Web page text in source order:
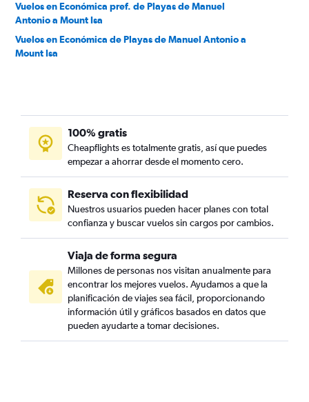
Vuelos en Económica pref. de Playas de Manuel
Antonio a Mount Isa
Vuelos en Económica de Playas de Manuel Antonio a
Mount Isa
100% gratis
Cheapflights es totalmente gratis, así que puedes
empezar a ahorrar desde el momento cero.
Reserva con flexibilidad
Nuestros usuarios pueden hacer planes con total
confianza y buscar vuelos sin cargos por cambios.
Viaja de forma segura
Millones de personas nos visitan anualmente para
encontrar los mejores vuelos. Ayudamos a que la
planificación de viajes sea fácil, proporcionando
información útil y gráficos basados en datos que
pueden ayudarte a tomar decisiones.